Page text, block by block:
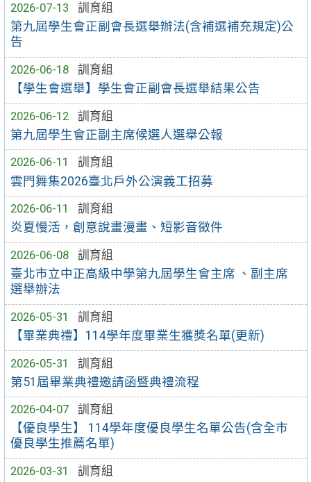
2026-07-13
訓育組
第九屆學生會正副會長選舉辦法(含補選補充規定)公
告
2026-06-18
訓育組
【學生會選舉】學生會正副會長選舉結果公告
2026-06-12
訓育組
第九屆學生會正副主席候選人選舉公報
2026-06-11
訓育組
雲門舞集2026臺北戶外公演義工招募
2026-06-11
訓育組
炎夏慢活，創意說畫漫畫、短影音徵件
2026-06-08
訓育組
臺北市立中正高級中學第九屆學生會主席 、副主席
選舉辦法
2026-05-31
訓育組
【畢業典禮】114學年度畢業生獲獎名單(更新)
2026-05-31
訓育組
第51屆畢業典禮邀請函暨典禮流程
2026-04-07
訓育組
【優良學生】 114學年度優良學生名單公告(含全市
優良學生推薦名單)
2026-03-31
訓育組